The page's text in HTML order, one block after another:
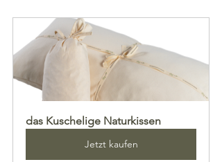
das Kuschelige Naturkissen
Jetzt kaufen